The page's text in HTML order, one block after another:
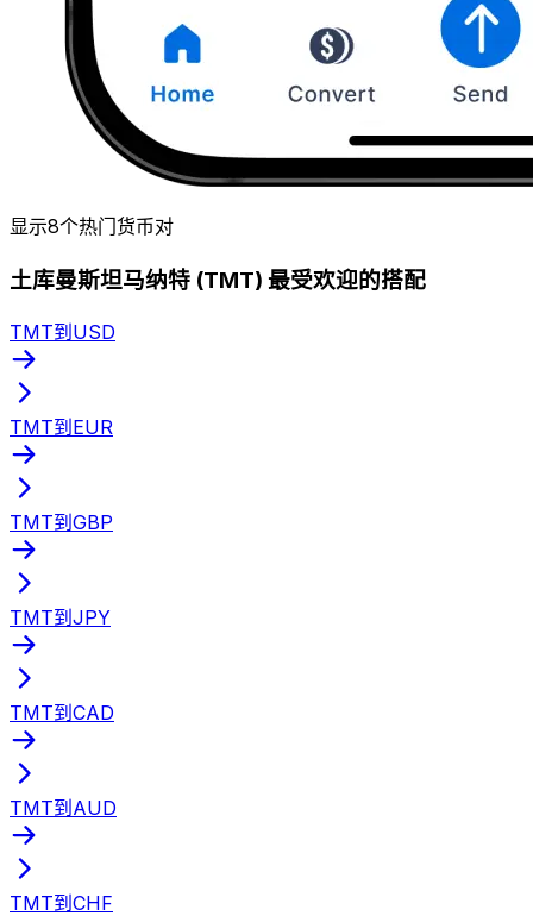
显示8个热门货币对
土库曼斯坦马纳特 (TMT) 最受欢迎的搭配
TMT到USD
TMT到EUR
TMT到GBP
TMT到JPY
TMT到CAD
TMT到AUD
TMT到CHF